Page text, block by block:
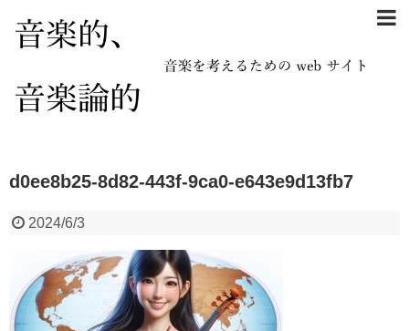
d0ee8b25-8d82-443f-9ca0-e643e9d13fb7
2024/6/3